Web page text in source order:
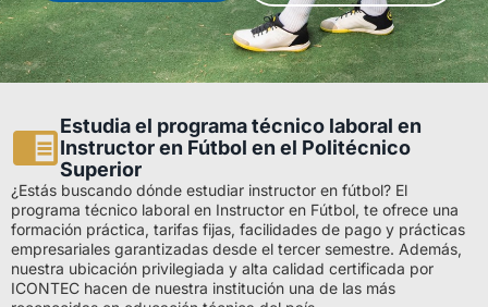
Estudia el programa técnico laboral en
Instructor en Fútbol en el Politécnico
Superior
¿Estás buscando dónde estudiar instructor en fútbol? El
programa técnico laboral en Instructor en Fútbol, te ofrece una
formación práctica, tarifas fijas, facilidades de pago y prácticas
empresariales garantizadas desde el tercer semestre. Además,
nuestra ubicación privilegiada y alta calidad certificada por
ICONTEC hacen de nuestra institución una de las más